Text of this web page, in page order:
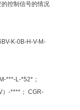
控制信号的情况
K-0B-H-V-M-
***-L-*52*；
）-****； CGR-